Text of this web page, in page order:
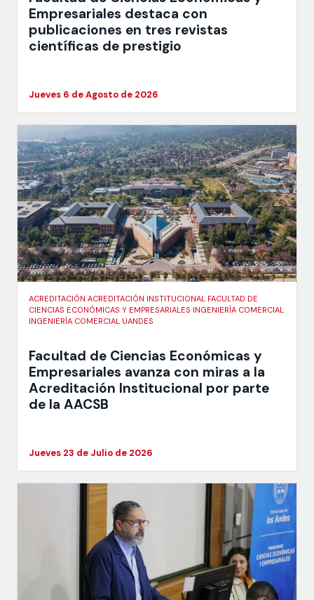
Empresariales destaca con
publicaciones en tres revistas
científicas de prestigio
Jueves 6 de Agosto de 2026
ACREDITACIÓN ACREDITACIÓN INSTITUCIONAL FACULTAD DE
CIENCIAS ECONÓMICAS Y EMPRESARIALES INGENIERÍA COMERCIAL
INGENIERÍA COMERCIAL UANDES
Facultad de Ciencias Económicas y
Empresariales avanza con miras a la
Acreditación Institucional por parte
de la AACSB
Jueves 23 de Julio de 2026